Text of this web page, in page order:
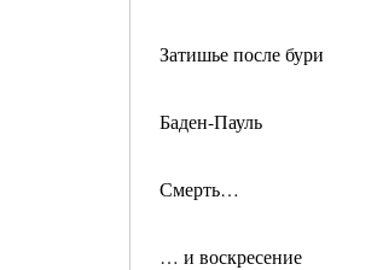
Затишье после бури
Баден-Пауль
Смерть…
… и воскресение